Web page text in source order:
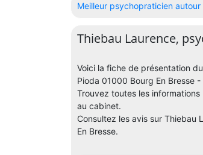
Meilleur psychopraticien autour
Thiebau Laurence,
Voici la fiche de présentation
Pioda 01000 Bourg En Bresse -
Trouvez toutes les
au cabinet.
Consultez les avis sur Thiebau
En Bresse.